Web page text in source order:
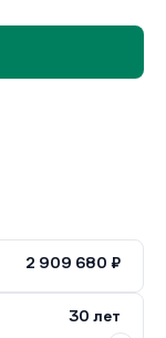
2 909 680 ₽
30 лет